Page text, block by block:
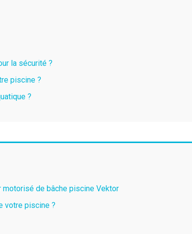
la sécurité ?
piscine ?
?
motorisé de bâche piscine Vektor
votre piscine ?